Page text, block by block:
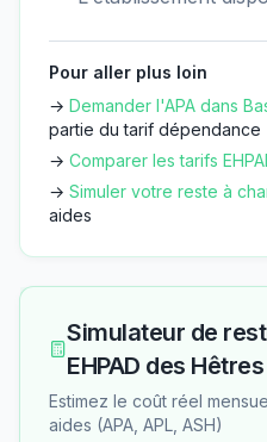
Pour aller plus loin
→ Demander l'APA dans
partie du tarif dépendance
→ Comparer les tarifs
→ Simuler votre reste à
aides
Simulateur de
EHPAD des Hêtres
Estimez le coût réel
aides (APA, APL, ASH)